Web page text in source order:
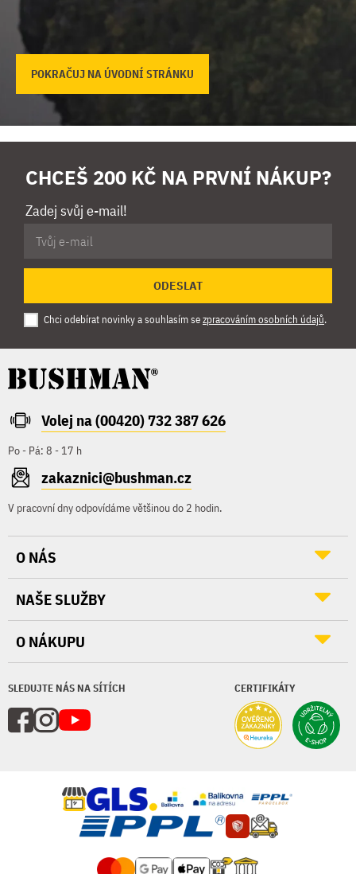
POKRAČUJ NA ÚVODNÍ STRÁNKU
CHCEŠ 200 KČ NA PRVNÍ NÁKUP?
Zadej svůj e-mail!
ODESLAT
Chci odebírat novinky a souhlasím sezpracováním osobních údajů.
Volej na (00420) 732 387 626
Po - Pá: 8 - 17 h
zakaznici@bushman.cz
V pracovní dny odpovídáme většinou do 2 hodin.
SLEDUJTE NÁS NA SÍTÍCH CERTIFIKÁTY
O NÁS
NAŠE SLUŽBY
O NÁKUPU